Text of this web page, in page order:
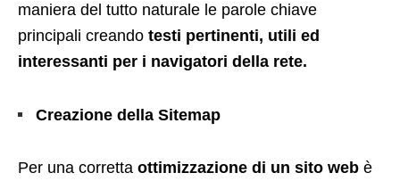
maniera del tutto naturale le parole chiave
principali creando testi pertinenti, utili ed
interessanti per i navigatori della rete.
Creazione della Sitemap
Per una corretta ottimizzazione di un sito web è